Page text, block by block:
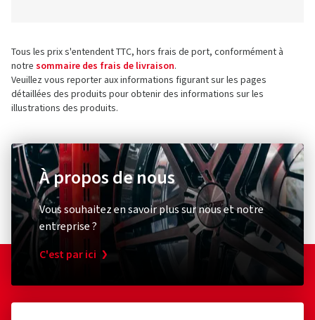
Tous les prix s'entendent TTC, hors frais de port, conformément à
notre sommaire des frais de livraison.
Veuillez vous reporter aux informations figurant sur les pages
détaillées des produits pour obtenir des informations sur les
illustrations des produits.
À propos de nous
Vous souhaitez en savoir plus sur nous et notre
entreprise ?
C'est par ici